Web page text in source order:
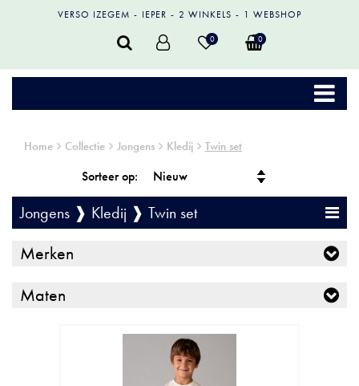
VERSO IZEGEM IEPER 2 WINKELS 1 WEBSHOP
0 0
Home Collectie Jongens Kledij Twin set
Sorteer op:
Jongens ❱ Kledij ❱ Twin set
Merken
Maten